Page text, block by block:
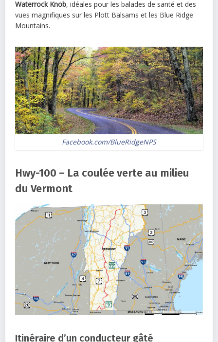
Waterrock Knob, idéales pour les balades de santé et des
vues magnifiques sur les Plott Balsams et les Blue Ridge
Mountains.
Facebook.com/BlueRidgeNPS
Hwy-100 – La coulée verte au milieu
du Vermont
Itinéraire d’un conducteur gâté